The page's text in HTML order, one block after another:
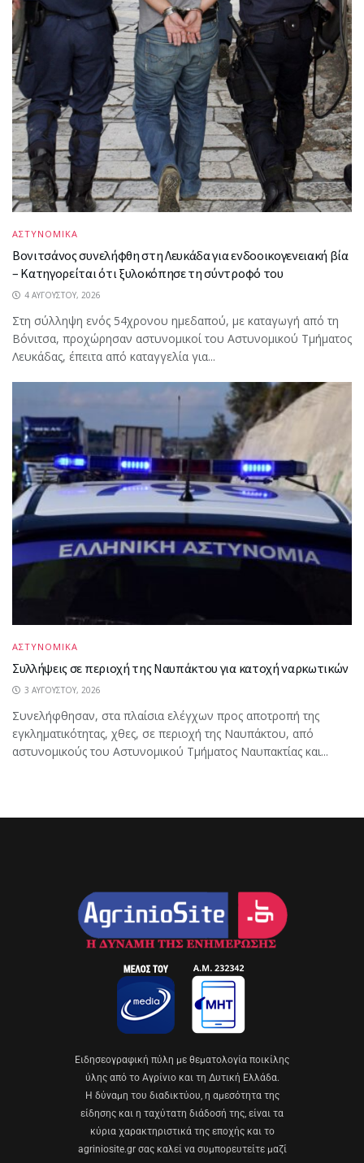
ΑΣΤΥΝΟΜΙΚΑ
Βονιτσάνος συνελήφθη στη Λευκάδα για ενδοοικογενειακή βία
– Κατηγορείται ότι ξυλοκόπησε τη σύντροφό του
4 ΑΥΓΟΎΣΤΟΥ, 2026
Στη σύλληψη ενός 54χρονου ημεδαπού, με καταγωγή από τη
Βόνιτσα, προχώρησαν αστυνομικοί του Αστυνομικού Τμήματος
Λευκάδας, έπειτα από καταγγελία για...
ΑΣΤΥΝΟΜΙΚΑ
Συλλήψεις σε περιοχή της Ναυπάκτου για κατοχή ναρκωτικών
3 ΑΥΓΟΎΣΤΟΥ, 2026
Συνελήφθησαν, στα πλαίσια ελέγχων προς αποτροπή της
εγκληματικότητας, χθες, σε περιοχή της Ναυπάκτου, από
αστυνομικούς του Αστυνομικού Τμήματος Ναυπακτίας και...
Eιδησεογραφική πύλη με θεματολογία ποικίλης
ύλης από το Αγρίνιο και τη Δυτική Ελλάδα.
Η δύναμη του διαδικτύου, η αμεσότητα της
είδησης και η ταχύτατη διάδοσή της, είναι τα
κύρια χαρακτηριστικά της εποχής και το
agriniosite.gr σας καλεί να συμπορευτείτε μαζί